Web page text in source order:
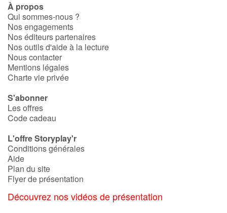
À propos
Qui sommes-nous ?
Nos engagements
Nos éditeurs partenaires
Nos outils d'aide à la lecture
Nous contacter
Mentions légales
Charte vie privée
S'abonner
Les offres
Code cadeau
L'offre Storyplay'r
Conditions générales
Aide
Plan du site
Flyer de présentation
Découvrez nos vidéos de présentation